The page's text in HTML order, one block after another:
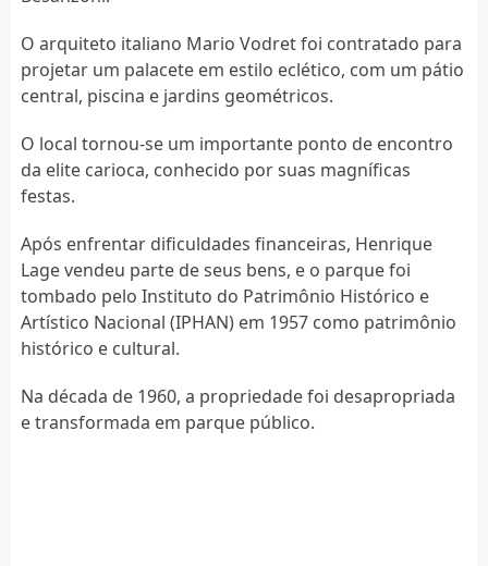
O arquiteto italiano Mario Vodret foi contratado para
projetar um palacete em estilo eclético, com um pátio
central, piscina e jardins geométricos.
O local tornou-se um importante ponto de encontro
da elite carioca, conhecido por suas magníficas
festas.
Após enfrentar dificuldades financeiras, Henrique
Lage vendeu parte de seus bens, e o parque foi
tombado pelo Instituto do Patrimônio Histórico e
Artístico Nacional (IPHAN) em 1957 como patrimônio
histórico e cultural.
Na década de 1960, a propriedade foi desapropriada
e transformada em parque público.